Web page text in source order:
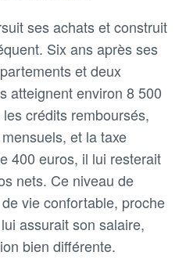
ses achats et construit
Six ans après ses
et deux
atteignent environ 8 500
crédits remboursés,
et la taxe
400 euros, il lui resterait
nets. Ce niveau de
vie confortable, proche
assurait son salaire,
bien différente.